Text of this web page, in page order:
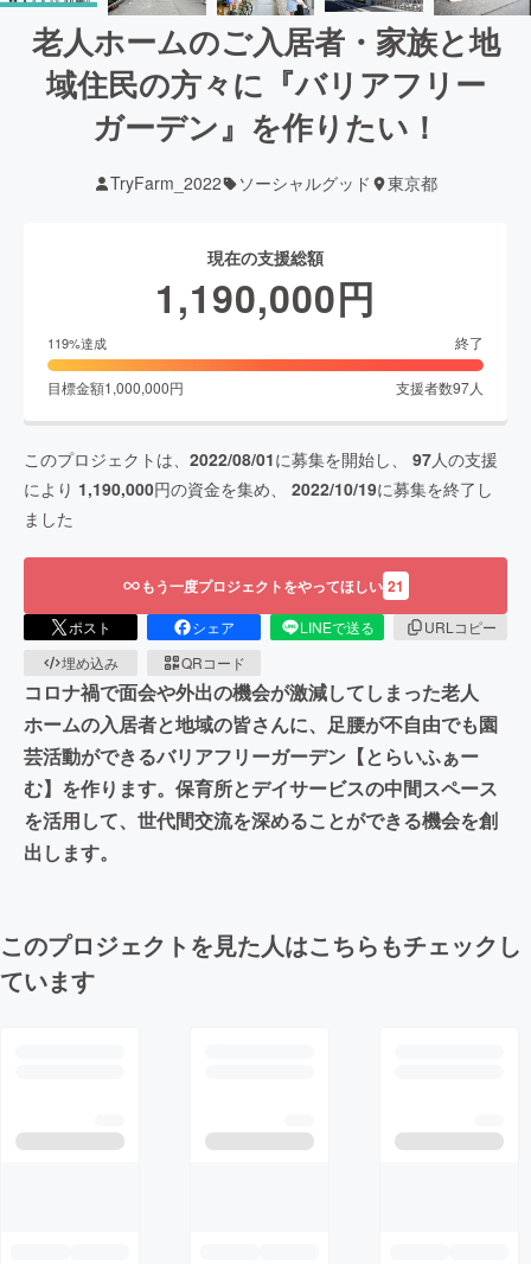
老人ホームのご入居者・家族と地
域住民の方々に『バリアフリー
ガーデン』を作りたい！
TryFarm_2022 ソーシャルグッド 東京都
現在の支援総額
1,190,000円
119%達成 終了
目標金額1,000,000円 支援者数97人
このプロジェクトは、 2022/08/01に募集を開始し、 97人の支援
により 1,190,000円の資金を集め、 2022/10/19に募集を終了し
ました
もう一度プロジェクトをやってほしい 21
ポスト シェア LINEで送る
URLコピー
埋め込み
QRコード
コロナ禍で面会や外出の機会が激減してしまった老人
ホームの入居者と地域の皆さんに、足腰が不自由でも園
芸活動ができるバリアフリーガーデン【とらいふぁー
む】を作ります。保育所とデイサービスの中間スペース
を活用して、世代間交流を深めることができる機会を創
出します。
このプロジェクトを見た人はこちらもチェックし
ています